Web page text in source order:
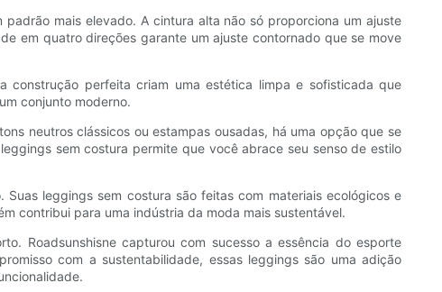
mais elevado. A cintura alta não só proporciona um ajuste
em quatro direções garante um ajuste contornado que se move
perfeita criam uma estética limpa e sofisticada que
conjunto moderno.
neutros clássicos ou estampas ousadas, há uma opção que se
sem costura permite que você abrace seu senso de estilo
leggings sem costura são feitas com materiais ecológicos e
contribui para uma indústria da moda mais sustentável.
Roadsunshisne capturou com sucesso a essência do esporte
com a sustentabilidade, essas leggings são uma adição